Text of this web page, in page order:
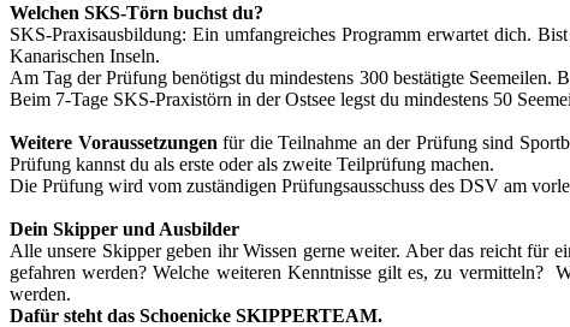
Welchen SKS-Törn buchst du?
SKS-Praxisausbildung: Ein umfangreiches Programm erwartet dich.
Kanarischen Inseln.
Am Tag der Prüfung benötigst du mindestens 300 bestätigte
Beim 7-Tage SKS-Praxistörn in der Ostsee legst du mindestens 50
Weitere Voraussetzungen für die Teilnahme an der Prüfung sind
Prüfung kannst du als erste oder als zweite Teilprüfung machen.
Die Prüfung wird vom zuständigen Prüfungsausschuss des DSV am
Dein Skipper und Ausbilder
Alle unsere Skipper geben ihr Wissen gerne weiter. Aber das reicht für
gefahren werden? Welche weiteren Kenntnisse gilt es, zu vermitteln?
werden.
Dafür steht das Schoenicke SKIPPERTEAM.